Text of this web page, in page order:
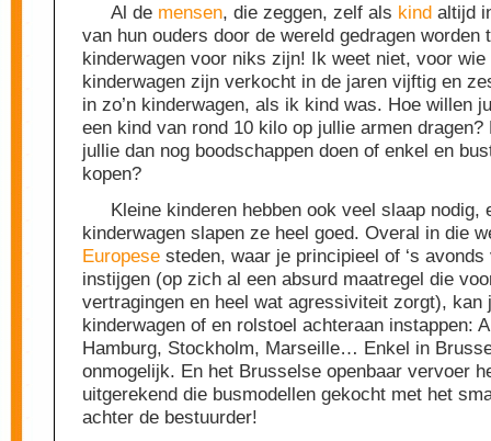
Al de mensen, die zeggen, zelf als kind altijd
van hun ouders door de wereld gedragen worden
kinderwagen voor niks zijn! Ik weet niet, voor wie
kinderwagen zijn verkocht in de jaren vijftig en
in zo’n kinderwagen, als ik kind was. Hoe willen
een kind van rond 10 kilo op jullie armen dragen?
jullie dan nog boodschappen doen of enkel en
kopen?
Kleine kinderen hebben ook veel slaap nodig,
kinderwagen slapen ze heel goed. Overal in die
Europese steden, waar je principieel of ‘s
instijgen (op zich al een absurd maatregel die
vertragingen en heel wat agressiviteit zorgt), kan
kinderwagen of en rolstoel achteraan instappen:
Hamburg, Stockholm, Marseille… Enkel in
onmogelijk. En het Brusselse openbaar vervoer
uitgerekend die busmodellen gekocht met het
achter de bestuurder!